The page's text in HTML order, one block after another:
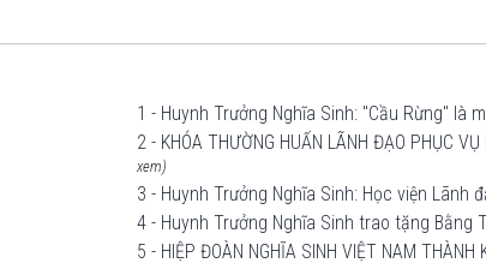
1 - Huynh Trưởng Nghĩa Sinh: "Cầu Rừng" là
2 - KHÓA THƯỜNG HUẤN LÃNH ĐẠO PHỤC
xem)
3 - Huynh Trưởng Nghĩa Sinh: Học viện Lãnh
4 - Huynh Trưởng Nghĩa Sinh trao tặng
5 - HIỆP ĐOÀN NGHĨA SINH VIỆT NAM THÀNH